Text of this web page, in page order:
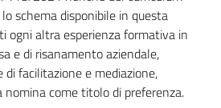
schema disponibile in questa
ogni altra esperienza formativa in
e di risanamento aziendale,
facilitazione e mediazione,
come titolo di preferenza.